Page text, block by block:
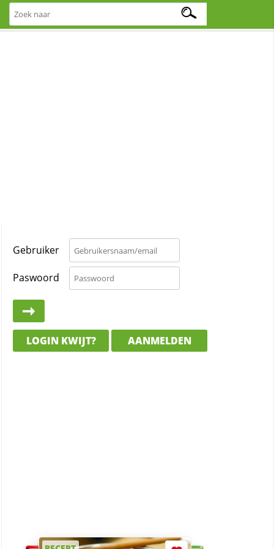
Gebruiker
Paswoord
LOGIN KWIJT? AANMELDEN